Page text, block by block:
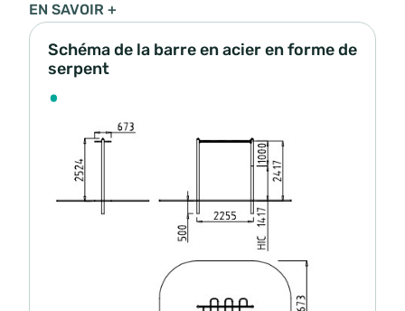
EN SAVOIR +
Schéma de la barre en acier en forme de
serpent